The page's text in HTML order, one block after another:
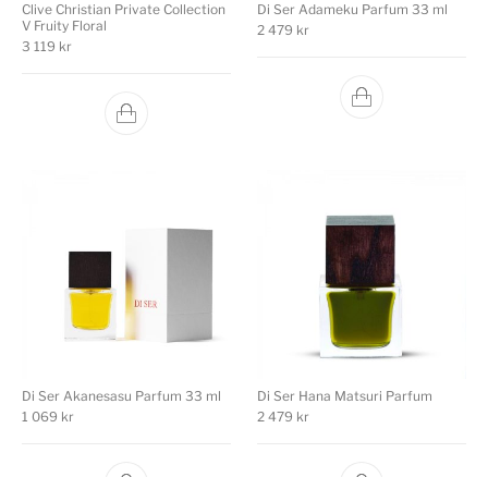
Clive Christian Private Collection
V Fruity Floral
3 119 kr
Di Ser Adameku Parfum 33 ml
2 479 kr
Di Ser Akanesasu Parfum 33 ml
1 069 kr
Di Ser Hana Matsuri Parfum
2 479 kr